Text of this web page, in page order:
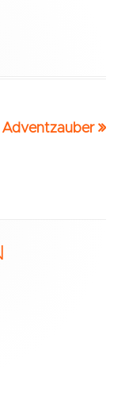
Adventzauber